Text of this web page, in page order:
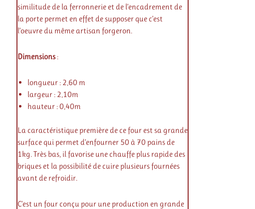
similitude de la ferronnerie et de l’encadrement de
la porte permet en effet de supposer que c’est
l’oeuvre du même artisan forgeron.
Dimensions:
longueur : 2,60 m
largeur : 2,10m
hauteur : 0,40m
La caractéristique première de ce four est sa grande
surface qui permet d’enfourner 50 à 70 pains de
1kg. Très bas, il favorise une chauffe plus rapide des
briques et la possibilité de cuire plusieurs fournées
avant de refroidir.
C’est un four conçu pour une production en grande